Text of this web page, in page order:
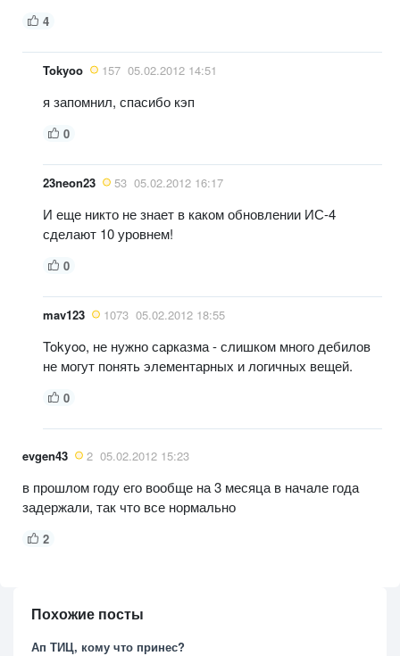
4
Tokyoo 157 05.02.2012 14:51
я запомнил, спасибо кэп
0
23neon23 53 05.02.2012 16:17
И еще никто не знает в каком обновлении ИС-4
сделают 10 уровнем!
0
mav123 1073 05.02.2012 18:55
Tokyoo, не нужно сарказма - слишком много дебилов
не могут понять элементарных и логичных вещей.
0
evgen43 2 05.02.2012 15:23
в прошлом году его вообще на 3 месяца в начале года
задержали, так что все нормально
2
Похожие посты
Ап ТИЦ, кому что принес?